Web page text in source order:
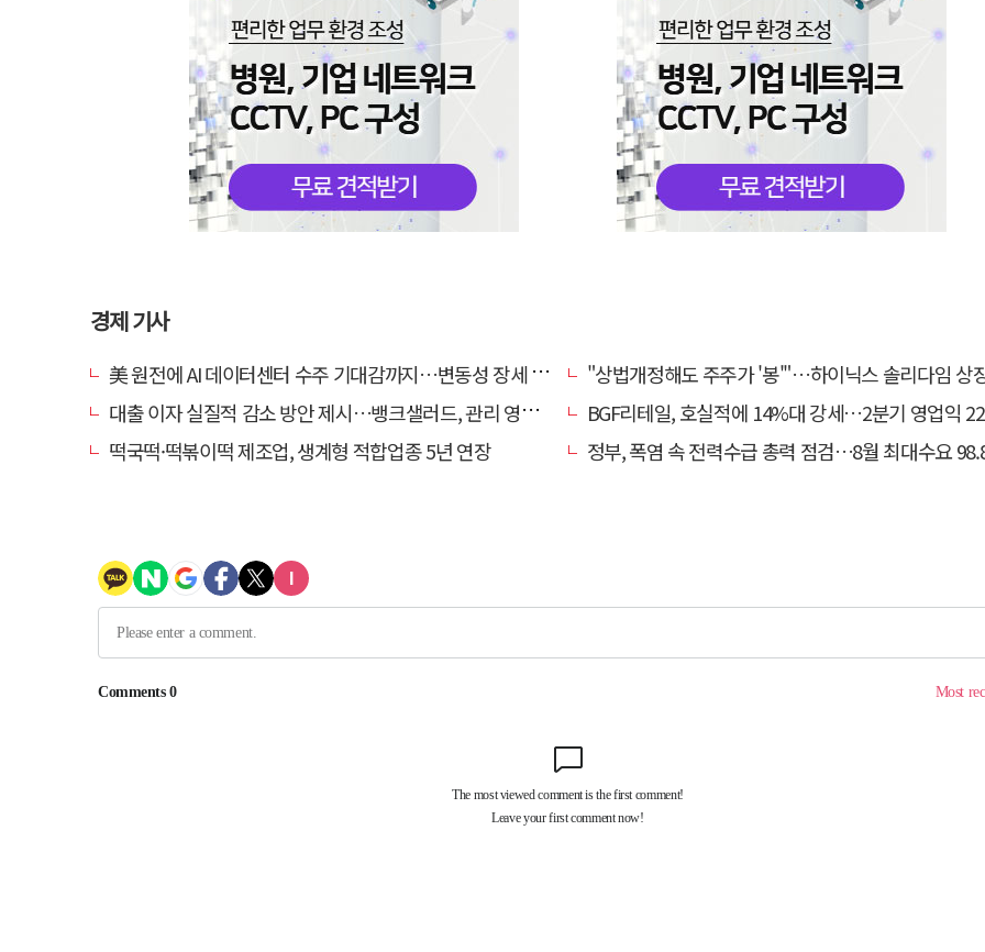
경제 기사
美 원전에 AI 데이터센터 수주 기대감까지…변동성 장세 속 빛난 건설株
"상법개정해도 주주가 '봉'"…하이닉스 솔리다임 상장설에 술렁[개미와글
대출 이자 실질적 감소 방안 제시…뱅크샐러드, 관리 영역 확대 및 시스템 개편
BGF리테일, 호실적에 14%대 강세…2분기 영업익 22%
떡국떡·떡볶이떡 제조업, 생계형 적합업종 5년 연장
정부, 폭염 속 전력수급 총력 점검…8월 최대수요 98.8GW 대비